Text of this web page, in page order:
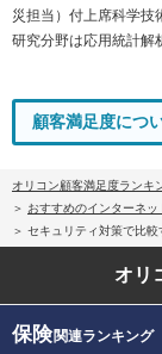
災担当）付上席科学技
研究分野は応用統計解
顧客満足度につ
オリコン顧客満足度ランキ
おすすめのインターネ
セキュリティ対策で比
オリ
保険関連ランキング